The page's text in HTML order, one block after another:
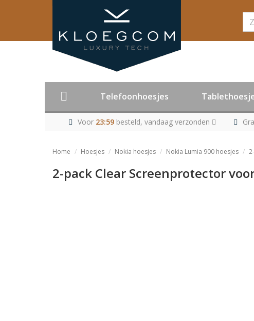
Telefoonhoesjes
Voor 23:59besteld, vandaag verzonden
Home Hoesjes Nokia hoesjes Nokia Lumia 900 hoesjes
2-pack Clear Screenprotector